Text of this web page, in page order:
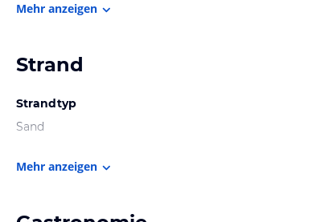
Mehr anzeigen
Strand
Strandtyp
Sand
Mehr anzeigen